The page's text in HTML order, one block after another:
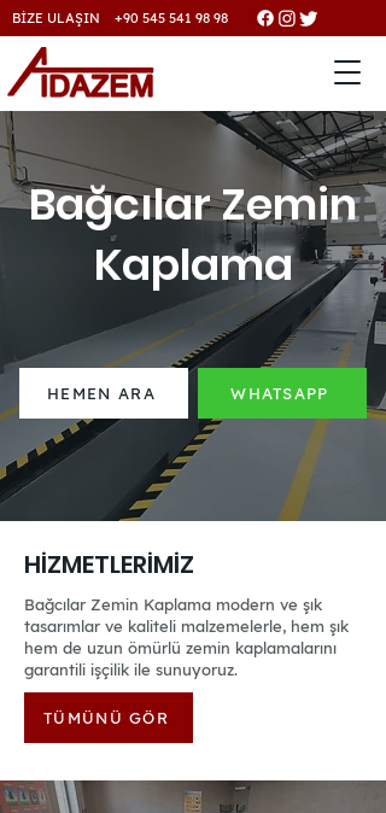
BİZE ULAŞIN +90 545 541 98 98
Bağcılar Zemin
Kaplama
HEMEN ARA WHATSAPP
HİZMETLERİMİZ
Bağcılar Zemin Kaplama modern ve şık
tasarımlar ve kaliteli malzemelerle, hem şık
hem de uzun ömürlü zemin kaplamalarını
garantili işçilik ile sunuyoruz.
TÜMÜNÜ GÖR